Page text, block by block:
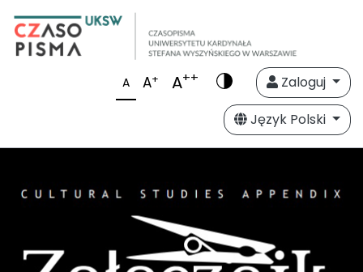
A A+ A++
Zaloguj
Język Polski